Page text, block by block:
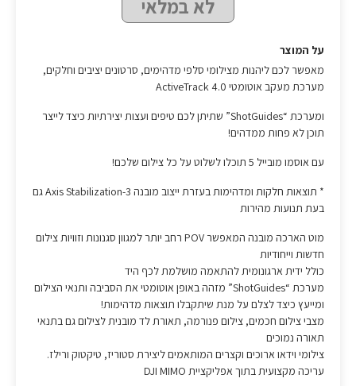
לא במלאי
על המוצר
מאפשר לכם ליהנות מצילומי סלפי מדהימים, סרטונים יציבים וחלקים,
מערכת מעקב אוטומטי ActiveTrack 4.0
ומערכת “ShotGuides” שתיתן לכם טיפים ועצות יצירתיות כיצד לייצר
תוכן לא פחות ממדהים!
עם אוסמו מובייל 5 תוכלו לשלוט על כל צילום שלכם!
* תוצאות חלקות ומדהימות בעזרת ייצוב מובנה 3-Axis Stabilization גם
בעת תנועות מהירות
מוט הארכה מובנה המאפשר POV רחב יותר למגוון סגנונות וזוויות צילום
חדשות וייחודיות
כולל ידית ארגונומית להתאמה מושלמת לכף היד
מערכת “ShotGuides” מזהה באופן אוטומטי את הסביבה ותנאי הצילום
ומייעץ כיצד לצלם על מנת שיתקבלו תוצאות מדהימות!
מצבי צילום חכמים, צילום פנורמה, תאורת לד מובנית לצילום גם בתנאי
תאורה נמוכים
צילומי וידאו ארוכים וקצרים המותאמים ליצירת סטוריז, טיקטוק ורילז.
עריכה מקצועית בתוך אפליקציית DJI MIMO